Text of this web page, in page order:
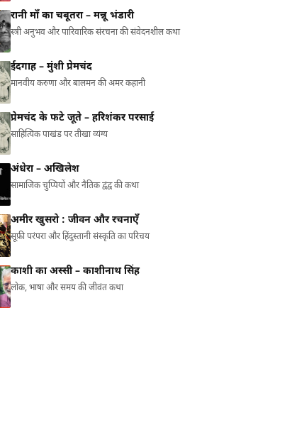
रानी माँ का चबूतरा – मन्नू भंडारी
स्त्री अनुभव और पारिवारिक संरचना की संवेदनशील कथा
ईदगाह – मुंशी प्रेमचंद
मानवीय करुणा और बालमन की अमर कहानी
प्रेमचंद के फटे जूते – हरिशंकर परसाई
साहित्यिक पाखंड पर तीखा व्यंग्य
अंधेरा – अखिलेश
सामाजिक चुप्पियों और नैतिक द्वंद्व की कथा
अमीर खुसरो : जीवन और रचनाएँ
सूफ़ी परंपरा और हिंदुस्तानी संस्कृति का परिचय
काशी का अस्सी – काशीनाथ सिंह
लोक, भाषा और समय की जीवंत कथा